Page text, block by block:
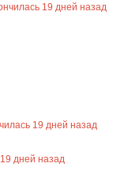
19 дней назад
19 дней назад
19 дней назад